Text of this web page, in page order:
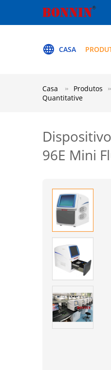
CASA
Casa Produtos
Quantitative
96E Mini